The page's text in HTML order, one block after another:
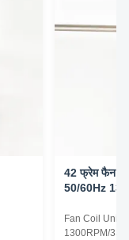
42 फ्रेम फैन
50/60Hz
Fan Coil Unit
1300RPM/